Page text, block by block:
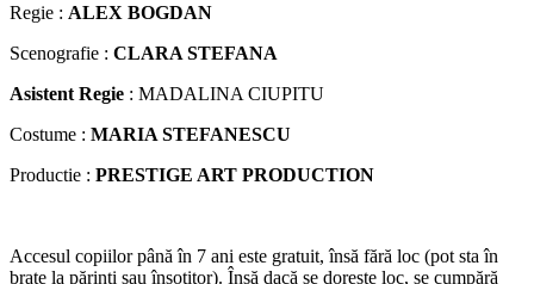
Regie : ALEX BOGDAN
Scenografie : CLARA STEFANA
Asistent Regie : MADALINA CIUPITU
Costume : MARIA STEFANESCU
Productie : PRESTIGE ART PRODUCTION
Accesul copiilor până în 7 ani este gratuit, însă fără loc (pot sta în
brațe la părinți sau însoțitor). Însă dacă se dorește loc, se cumpără